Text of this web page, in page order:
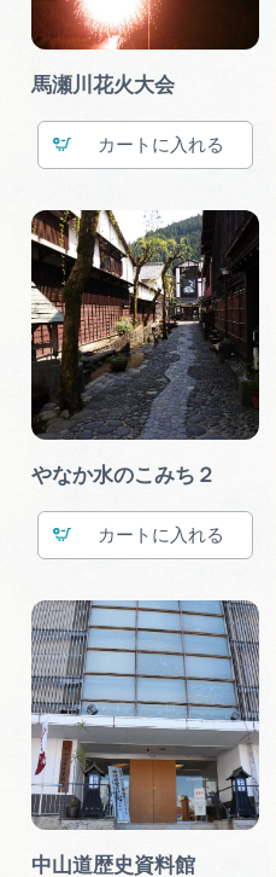
馬瀬川花火大会
カート
やなか水のこみち２
カート
中山道歴史資料館